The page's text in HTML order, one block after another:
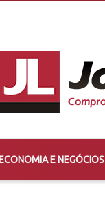
E NEGÓCIOS